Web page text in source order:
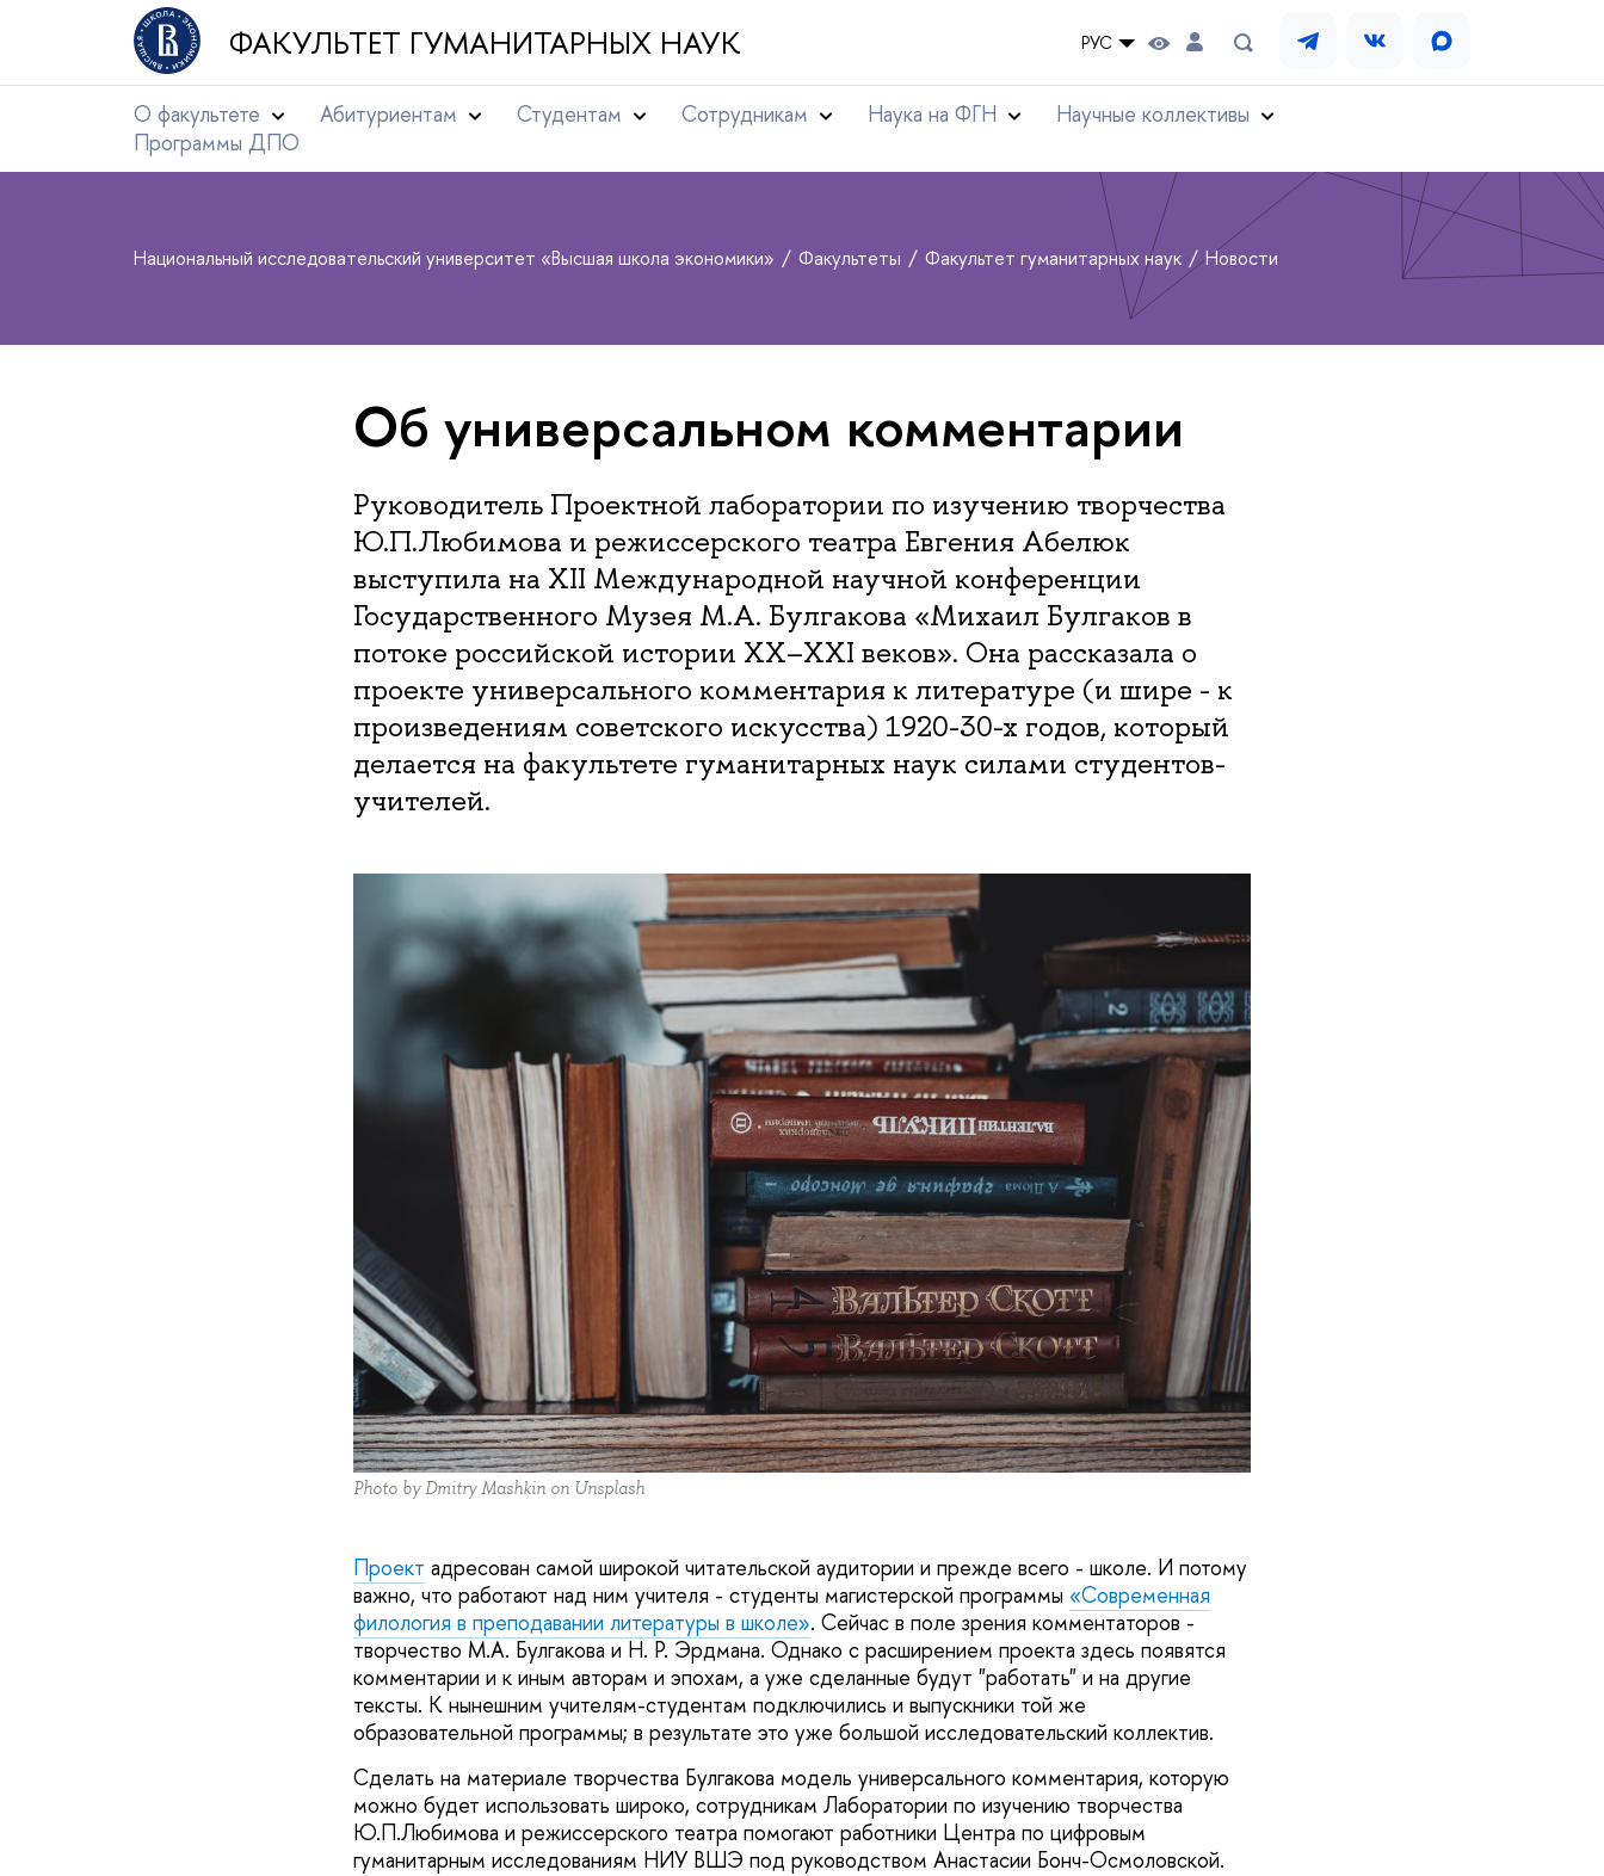
ФАКУЛЬТЕТ ГУМАНИТАРНЫХ НАУК РУС
О факультете Абитуриентам Студентам Сотрудникам Наука на ФГН
Научные коллективы
Программы ДПО
Национальный исследовательский университет «Высшая школа экономики» Факультеты Факультет гуманитарных наук Новости
Об универсальном комментарии
Руководитель Проектной лаборатории по изучению творчества
Ю.П.Любимова и режиссерского театра Евгения Абелюк
выступила на XII Международной научной конференции
Государственного Музея М.А. Булгакова «Михаил Булгаков в
потоке российской истории XX–XXI веков». Она рассказала о
проекте универсального комментария к литературе (и шире - к
произведениям советского искусства) 1920-30-х годов, который
делается на факультете гуманитарных наук силами студентов-
учителей.
Photo by Dmitry Mashkin on Unsplash
Проект адресован самой широкой читательской аудитории и прежде всего - школе. И потому
важно, что работают над ним учителя - студенты магистерской программы «Современная
филология в преподавании литературы в школе». Сейчас в поле зрения комментаторов -
творчество М.А. Булгакова и Н. Р. Эрдмана. Однако с расширением проекта здесь появятся
комментарии и к иным авторам и эпохам, а уже сделанные будут "работать" и на другие
тексты. К нынешним учителям-студентам подключились и выпускники той же
образовательной программы; в результате это уже большой исследовательский коллектив.
Сделать на материале творчества Булгакова модель универсального комментария, которую
можно будет использовать широко, сотрудникам Лаборатории по изучению творчества
Ю.П.Любимова и режиссерского театра помогают работники Центра по цифровым
гуманитарным исследованиям НИУ ВШЭ под руководством Анастасии Бонч-Осмоловской.